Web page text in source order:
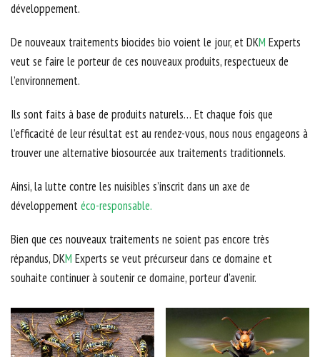
développement.
De nouveaux traitements biocides bio voient le jour, et DKM Experts
veut se faire le porteur de ces nouveaux produits, respectueux de
l’environnement.
Ils sont faits à base de produits naturels… Et chaque fois que
l’efficacité de leur résultat est au rendez-vous, nous nous engageons à
trouver une alternative biosourcée aux traitements traditionnels.
Ainsi, la lutte contre les nuisibles s’inscrit dans un axe de
développementéco-responsable.
Bien que ces nouveaux traitements ne soient pas encore très
répandus, DKM Experts se veut précurseur dans ce domaine et
souhaite continuer à soutenir ce domaine, porteur d’avenir.